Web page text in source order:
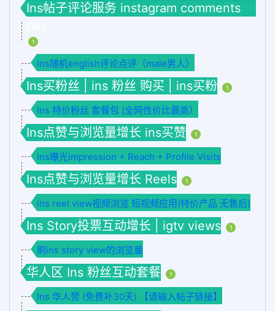
Ins帖子评论服务 instagram comments
1
Ins随机english评论点评（male男人）
Ins买粉丝 | ins 粉丝 购买 | ins买粉 1
Ins 特价粉丝 套餐包 (全网性价比最高）
Ins点赞与浏览量增长 ins买赞 1
Ins曝光impression + Reach + Profile Visits
Ins点赞与浏览量增长 Reels 1
ins reel view视频浏览 短视频应用(特价产品 无售后)
Ins Story投票互动增长 | igtv views 1
刷ins story view的浏览量
华人区 Ins 粉丝互动套餐 1
Ins 华人赞 (免费补30天) 【请输入帖子链接】